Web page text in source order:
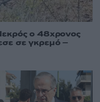
ο 48χρονος
σε γκρεμό –